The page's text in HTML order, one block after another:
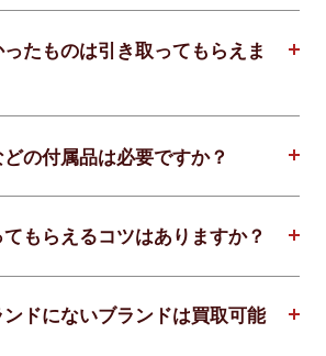
たものは引き取ってもらえま
の付属品は必要ですか？
もらえるコツはありますか？
ドにないブランドは買取可能